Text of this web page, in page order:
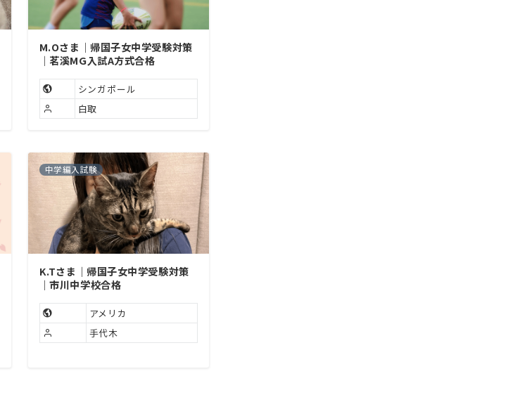
M.Oさま｜帰国子女中学受験対策
｜茗溪MG入試A方式合格
シンガポール
白取
中学編入試験
K.Tさま｜帰国子女中学受験対策
｜市川中学校合格
アメリカ
手代木